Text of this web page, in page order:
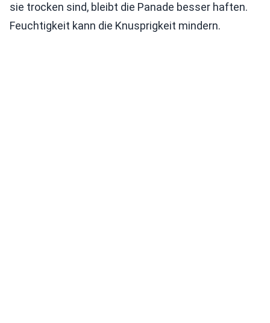
sie trocken sind, bleibt die Panade besser haften.
Feuchtigkeit kann die Knusprigkeit mindern.